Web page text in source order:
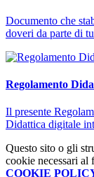
Documento che
doveri da parte di
Regolamento
Il presente
Didattica digitale
Questo sito o gli
cookie necessari
COOKIE